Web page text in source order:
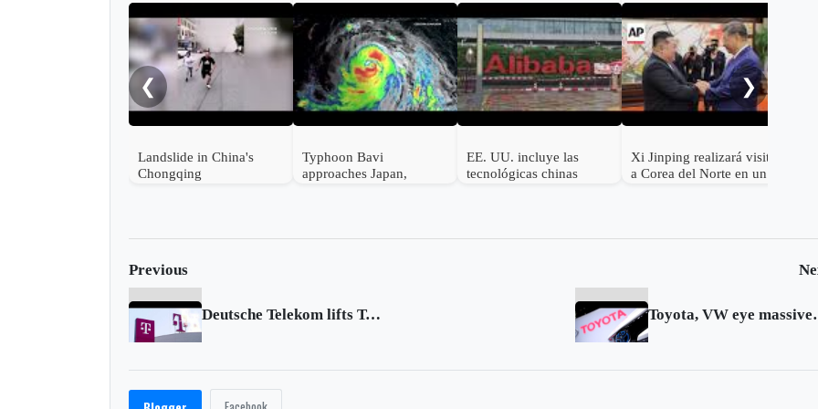
❮
Landslide in China's
Chongqing
Typhoon Bavi
approaches Japan,
EE. UU. incluye las
tecnológicas chinas
Xi Jinping realizará visita
a Corea del Norte en un
❯
Previous
Deutsche Telekom lifts T-Mobile US stake Toyota,